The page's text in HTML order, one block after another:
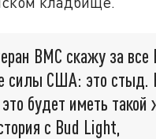
ВМС скажу за все
силы США: это стыд.
это будет иметь
с Bud Light,